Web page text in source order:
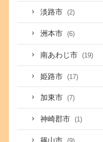
淡路市 (2)
洲本市 (6)
南あわじ市 (19)
姫路市 (17)
加東市 (7)
神崎郡市 (1)
篠山市